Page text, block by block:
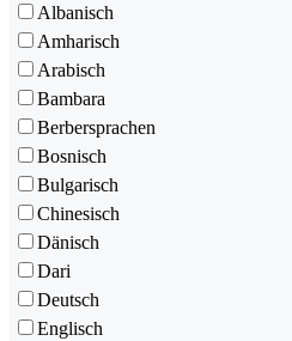
Albanisch
Amharisch
Arabisch
Bambara
Berbersprachen
Bosnisch
Bulgarisch
Chinesisch
Dänisch
Dari
Deutsch
Englisch